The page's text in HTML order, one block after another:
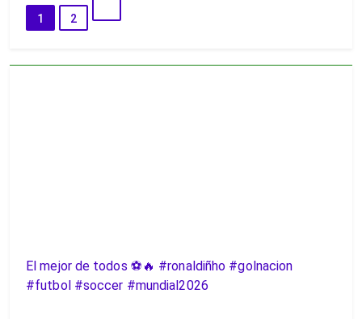
1 2
El mejor de todos ⚽️🔥 #ronaldiñho #golnacion
#futbol #soccer #mundial2026